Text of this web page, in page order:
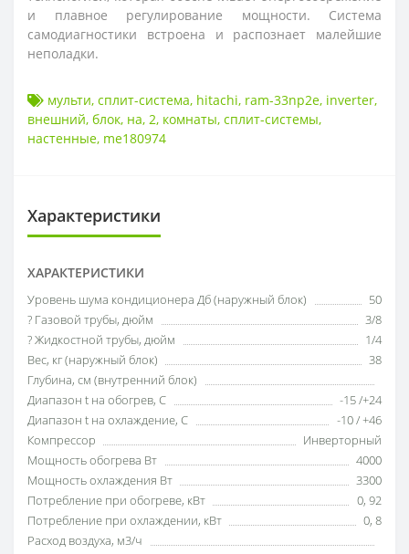
и плавное регулирование мощности. Система
самодиагностики встроена и распознает малейшие
неполадки.
мульти, сплит-система, hitachi, ram-33np2e, inverter,
внешний, блок, на, 2, комнаты, сплит-системы,
настенные, me180974
Характеристики
ХАРАКТЕРИСТИКИ
Уровень шума кондиционера Дб (наружный блок)
50
? Газовой трубы, дюйм
3/8
? Жидкостной трубы, дюйм
1/4
Вес, кг (наружный блок)
38
Глубина, см (внутренний блок)
Диапазон t на обогрев, С
-15 /+24
Диапазон t на охлаждение, С
-10 / +46
Компрессор
Инверторный
Мощность обогрева Вт
4000
Мощность охлаждения Вт
3300
Потребление при обогреве, кВт
0, 92
Потребление при охлаждении, кВт
0, 8
Расход воздуха, м3/ч